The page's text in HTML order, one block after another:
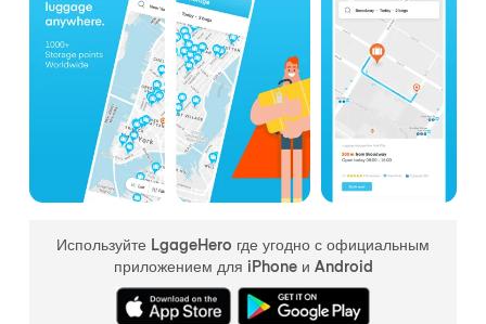
Используйте LgageHero где угодно с официальным
приложением для iPhone и Android